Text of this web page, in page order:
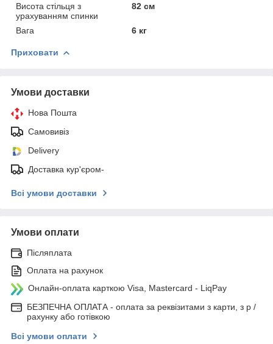
Висота стільця з
урахуванням спинки
82 см
Вага 6 кг
Приховати
Умови доставки
Нова Пошта
Самовивіз
Delivery
Доставка кур'єром-
Всі умови доставки
Умови оплати
Післяплата
Оплата на рахунок
Онлайн-оплата карткою Visa, Mastercard - LiqPay
БЕЗПЕЧНА ОПЛАТА - оплата за реквізитами з карти, з р /
рахунку або готівкою
Всі умови оплати